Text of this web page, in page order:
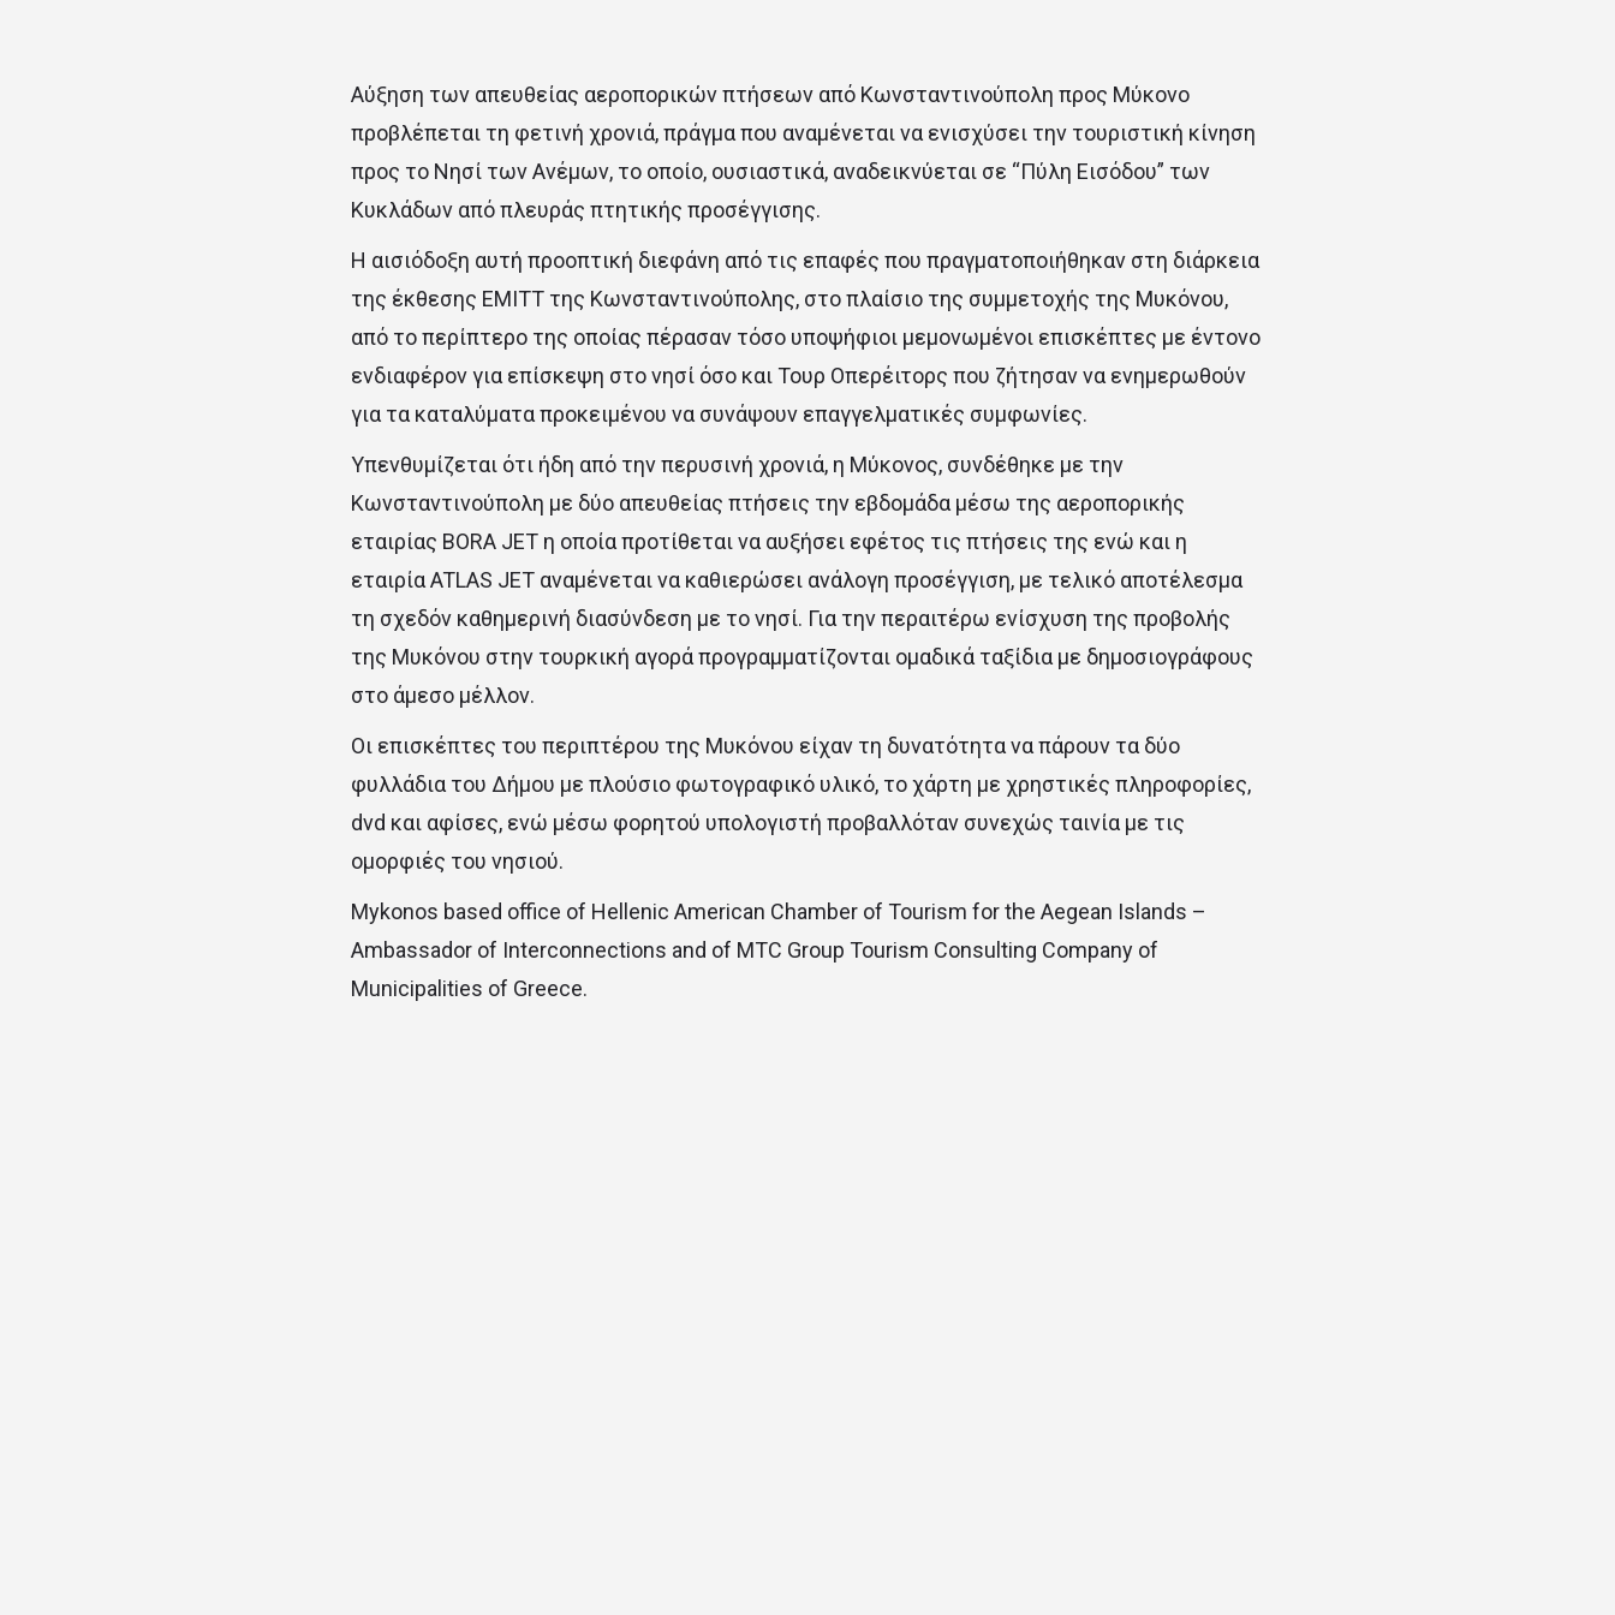
Αύξηση των απευθείας αεροπορικών πτήσεων από Κωνσταντινούπολη προς Μύκονο
προβλέπεται τη φετινή χρονιά, πράγμα που αναμένεται να ενισχύσει την τουριστική κίνηση
προς το Νησί των Ανέμων, το οποίο, ουσιαστικά, αναδεικνύεται σε “Πύλη Εισόδου” των
Κυκλάδων από πλευράς πτητικής προσέγγισης.
Η αισιόδοξη αυτή προοπτική διεφάνη από τις επαφές που πραγματοποιήθηκαν στη διάρκεια
της έκθεσης ΕΜΙΤΤ της Κωνσταντινούπολης, στο πλαίσιο της συμμετοχής της Μυκόνου,
από το περίπτερο της οποίας πέρασαν τόσο υποψήφιοι μεμονωμένοι επισκέπτες με έντονο
ενδιαφέρον για επίσκεψη στο νησί όσο και Τουρ Οπερέιτορς που ζήτησαν να ενημερωθούν
για τα καταλύματα προκειμένου να συνάψουν επαγγελματικές συμφωνίες.
Υπενθυμίζεται ότι ήδη από την περυσινή χρονιά, η Μύκονος, συνδέθηκε με την
Κωνσταντινούπολη με δύο απευθείας πτήσεις την εβδομάδα μέσω της αεροπορικής
εταιρίας BORA JET η οποία προτίθεται να αυξήσει εφέτος τις πτήσεις της ενώ και η
εταιρία ATLAS JET αναμένεται να καθιερώσει ανάλογη προσέγγιση, με τελικό αποτέλεσμα
τη σχεδόν καθημερινή διασύνδεση με το νησί. Για την περαιτέρω ενίσχυση της προβολής
της Μυκόνου στην τουρκική αγορά προγραμματίζονται ομαδικά ταξίδια με δημοσιογράφους
στο άμεσο μέλλον.
Οι επισκέπτες του περιπτέρου της Μυκόνου είχαν τη δυνατότητα να πάρουν τα δύο
φυλλάδια του Δήμου με πλούσιο φωτογραφικό υλικό, το χάρτη με χρηστικές πληροφορίες,
dvd και αφίσες, ενώ μέσω φορητού υπολογιστή προβαλλόταν συνεχώς ταινία με τις
ομορφιές του νησιού.
Mykonos based office of Hellenic American Chamber of Tourism for the Aegean Islands –
Ambassador of Interconnections and of MTC Group Tourism Consulting Company of
Municipalities of Greece.